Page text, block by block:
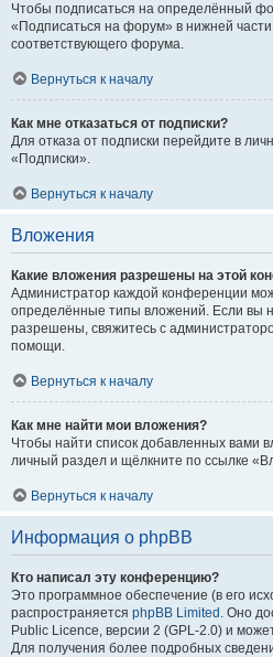
Чтобы подписаться на определённый
«Подписаться на форум» в нижней
соответствующего форума.
Вернуться к началу
Как мне отказаться от подписки?
Для отказа от подписки перейдите в
«Подписки».
Вернуться к началу
Вложения
Какие вложения разрешены на этой
Администратор каждой конференции
определённые типы вложений. Если вы
разрешены, свяжитесь с
помощи.
Вернуться к началу
Как мне найти мои вложения?
Чтобы найти список добавленных вами
личный раздел и щёлкните по ссылке
Вернуться к началу
Информация о phpBB
Кто написал эту конференцию?
Это программное обеспечение (в его
распространяется phpBB Limited . Оно
Public Licence, версии 2 (GPL-2.0) и
Для получения более подробных